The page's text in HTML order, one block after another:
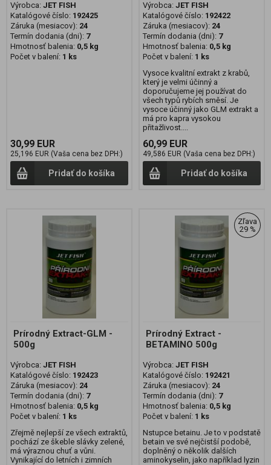
Výrobca: JET FISH
Katalógové číslo: 192425
Záruka (mesiacov): 24
Termín dodania (dni): 7
Hmotnosť balenia: 0,5 kg
Počet v balení: 1 ks
30,99 EUR
25,196 EUR (Vaša cena bez DPH:)
Pridať do košíka
Výrobca: JET FISH
Katalógové číslo: 192422
Záruka (mesiacov): 24
Termín dodania (dni): 7
Hmotnosť balenia: 0,5 kg
Počet v balení: 1 ks
Vysoce kvalitní extrakt z krabů,
který je velmi účinný a
doporučujeme jej používat do
všech typů rybích směsí. Je
vysoce účinný jako GLM extrakt a
má pro kapra vysokou
přitažlivost....
60,99 EUR
49,586 EUR (Vaša cena bez DPH:)
Pridať do košíka
Prírodný Extract-GLM -
500g
Výrobca: JET FISH
Katalógové číslo: 192423
Záruka (mesiacov): 24
Termín dodania (dni): 7
Hmotnosť balenia: 0,5 kg
Počet v balení: 1 ks
Zřejmě nejlepší ze všech extraktů,
pochází ze škeble slávky zelené,
má výraznou chuť a vůni.
Vynikající do letních i zimních
Zľava
29 %
Prírodný Extract -
BETAMINO 500g
Výrobca: JET FISH
Katalógové číslo: 192421
Záruka (mesiacov): 24
Termín dodania (dni): 7
Hmotnosť balenia: 0,5 kg
Počet v balení: 1 ks
Nstupce betainu. Je to v podstatě
betain ve své nejčistší podobě,
doplněný o několik dalších
aminokyselin, jako například lyzin